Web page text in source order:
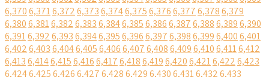
6,3706,3716,3726,3736,3746,3756,3766,3776,3786,379
6,3806,3816,3826,3836,3846,3856,3866,3876,3886,3896,390
6,3916,3926,3936,3946,3956,3966,3976,3986,3996,4006,401
6,4026,4036,4046,4056,4066,4076,4086,4096,4106,4116,412
6,4136,4146,4156,4166,4176,4186,4196,4206,4216,4226,423
6,4246,4256,4266,4276,4286,4296,4306,4316,4326,433